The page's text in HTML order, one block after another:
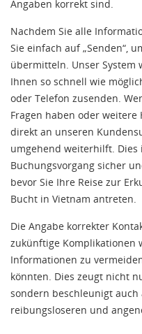
Angaben korrekt sind.
Nachdem Sie alle
Sie einfach auf „Senden“,
übermitteln. Unser
Ihnen so schnell wie
oder Telefon zusenden.
Fragen haben oder weitere
direkt an unseren
umgehend weiterhilft.
Buchungsvorgang sicher
bevor Sie Ihre Reise zur
Bucht in Vietnam antreten.
Die Angabe korrekter
zukünftige Komplikationen
Informationen zu
könnten. Dies zeugt nicht
sondern beschleunigt
reibungsloseren und